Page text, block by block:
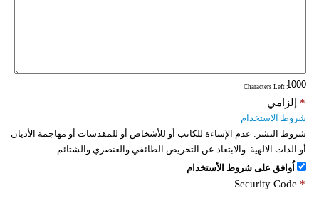
: Characters Left
إلزامي *
شروط الاستخدام
شروط النشر: عدم الإساءة للكاتب أو للأشخاص أو للمقدسات أو مهاجمة الأديان
أو الذات الالهية. والابتعاد عن التحريض الطائفي والعنصري والشتائم.
اُوافق على شروط الأستخدام
Security Code *